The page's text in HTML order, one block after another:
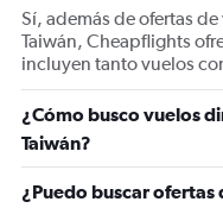
displaying
Number
of
flights.
0
to
4.5.
Sí, además de ofertas
Taiwán, Cheapflights
incluyen tanto vuelos
¿Cómo busco vuelos
Taiwán?
¿Puedo buscar ofertas